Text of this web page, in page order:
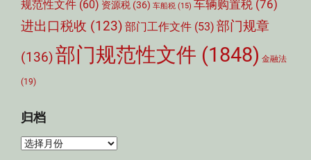
规范性文件 (60) 资源税 (36) 车船税 (15) 车辆购置税 (76)
进出口税收 (123) 部门工作文件 (53) 部门规章
(136)部门规范性文件 (1848) 金融法
(19)
归档
归